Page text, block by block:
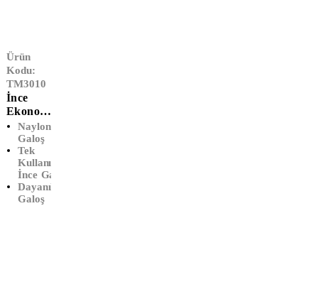
Ürün
Kodu:
TM3010
İnce
Ekonom
Ik Galoş
(1000'Li
)
Naylon
Galoş
Tek
Kullanımlık
İnce Galoş
Dayanıklı
Galoş